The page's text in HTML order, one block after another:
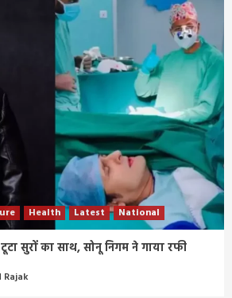
Health Latest National
टूटा सुरों का साथ, सोनू निगम ने गाया रफी